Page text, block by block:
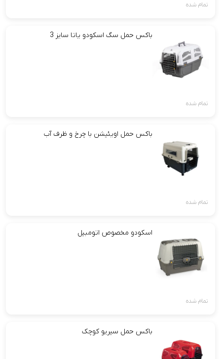
تمام شده
باکس حمل سگ اسکودو یاتا سایز 3
تمام شده
باکس حمل اویئیشن با چرخ و ظرف آب
تمام شده
اسکودو مخصوص اتومبیل
تمام شده
باکس حمل سیریو کوچک